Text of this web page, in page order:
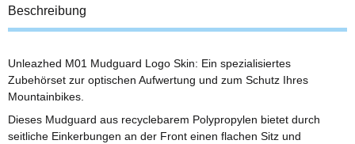
Beschreibung
Unleazhed M01 Mudguard Logo Skin: Ein spezialisiertes
Zubehörset zur optischen Aufwertung und zum Schutz Ihres
Mountainbikes.
Dieses Mudguard aus recyclebarem Polypropylen bietet durch
seitliche Einkerbungen an der Front einen flachen Sitz und